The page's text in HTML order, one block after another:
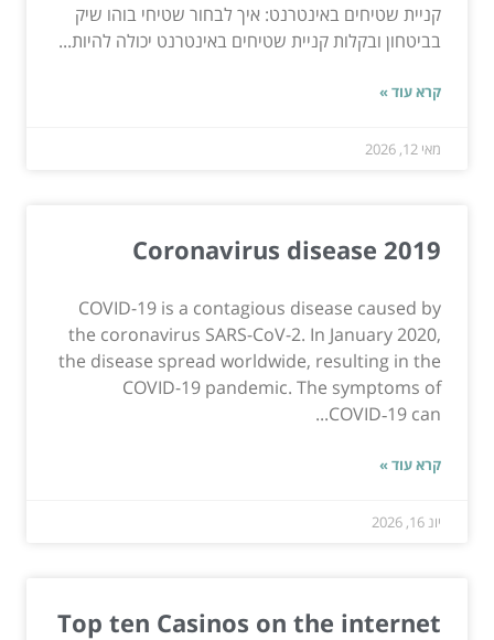
קניית שטיחים באינטרנט: איך לבחור שטיחי בוהו שיק
בביטחון ובקלות קניית שטיחים באינטרנט יכולה להיות...
קרא עוד »
מאי 12, 2026
Coronavirus disease 2019
COVID-19 is a contagious disease caused by
the coronavirus SARS-CoV-2. In January 2020,
the disease spread worldwide, resulting in the
COVID-19 pandemic. The symptoms of
COVID‑19 can...
קרא עוד »
יונ 16, 2026
Top ten Casinos on the internet